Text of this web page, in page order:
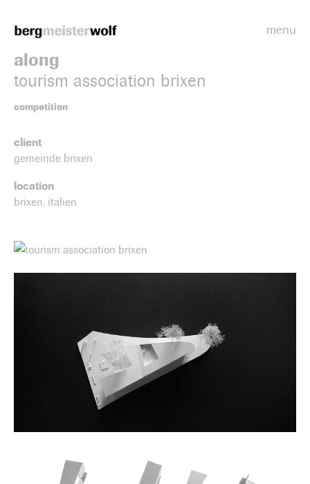
menu
along
tourism association brixen
competition
client
gemeinde brixen
location
brixen, italien